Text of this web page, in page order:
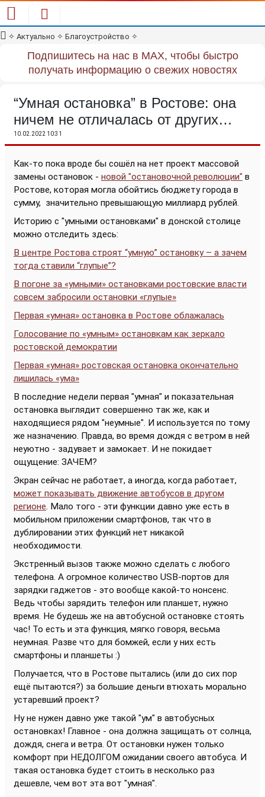
✧ Актуально ✧ Благоустройство ✧
Подпишитесь на нас в MAX, чтобы быстро
получать информацию о свежих новостях
“Умная остановка” в Ростове: она
ничем не отличалась от других…
10.02.2022 10:31
Как-то пока вроде бы сошёл на нет проект массовой
замены остановок - новой "остановочной революции" в
Ростове, которая могла обойтись бюджету города в
сумму, значительно превышающую миллиард рублей.
Историю с "умными остановками" в донской столице
можно отследить здесь:
В центре Ростова строят “умную” остановку – а зачем
тогда ставили “глупые”?
В погоне за «умными» остановками ростовские власти
совсем забросили остановки «глупые»
Первая «умная» остановка в Ростове облажалась
Голосование по «умным» остановкам как зеркало
ростовской демократии
Первая «умная» ростовская остановка окончательно
лишилась «ума»
В последние недели первая "умная" и показательная
остановка выглядит совершенно так же, как и
находящиеся рядом "неумные". И используется по тому
же назначению. Правда, во время дождя с ветром в ней
неуютно - задувает и замокает. И не покидает
ощущение: ЗАЧЕМ?
Экран сейчас не работает, а иногда, когда работает,
может показывать движение автобусов в другом
регионе. Мало того - эти функции давно уже есть в
мобильном приложении смартфонов, так что в
дублировании этих функций нет никакой
необходимости.
Экстренный вызов также можно сделать с любого
телефона. А огромное количество USB-портов для
зарядки гаджетов - это вообще какой-то нонсенс.
Ведь чтобы зарядить телефон или планшет, нужно
время. Не будешь же на автобусной остановке стоять
час! То есть и эта функция, мягко говоря, весьма
неумная. Разве что для бомжей, если у них есть
смартфоны и планшеты :)
Получается, что в Ростове пытались (или до сих пор
ещё пытаются?) за большие деньги втюхать морально
устаревший проект?
Ну не нужен давно уже такой "ум" в автобусных
остановках! Главное - она должна защищать от солнца,
дождя, снега и ветра. От остановки нужен только
комфорт при НЕДОЛГОМ ожидании своего автобуса. И
такая остановка будет стоить в несколько раз
дешевле, чем вот эта вот "умная".